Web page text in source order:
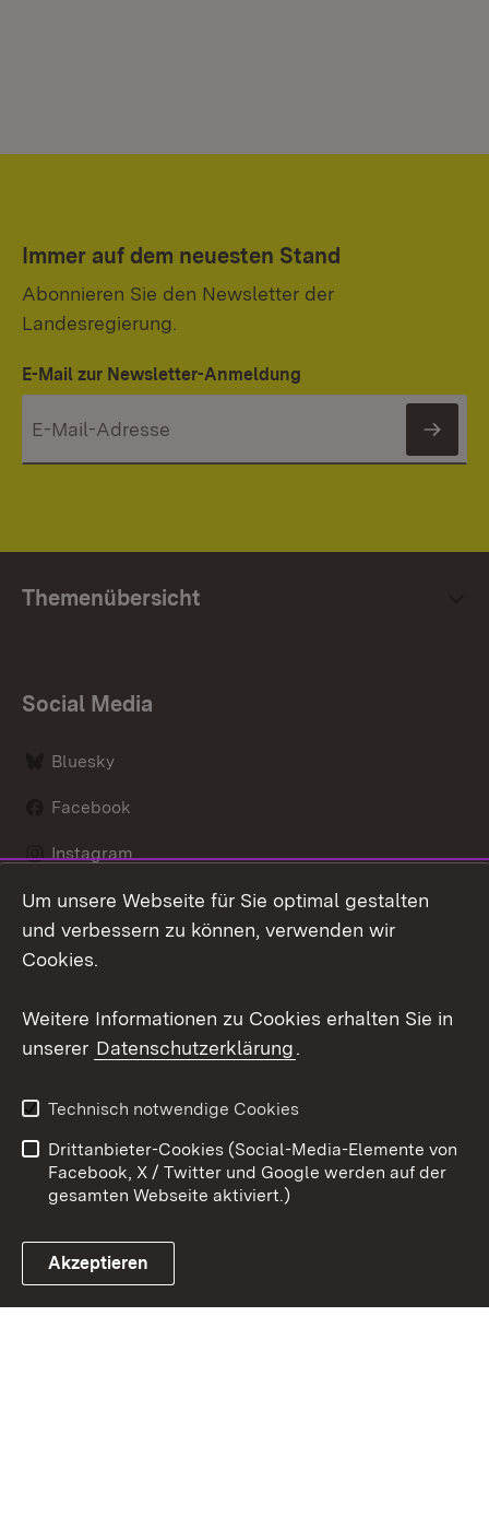
Immer auf dem neuesten Stand
Abonnieren Sie den Newsletter der
Landesregierung.
E-Mail zur Newsletter-Anmeldung
Themenübersicht
Social Media
Bluesky
Facebook
Instagram
LinkedIn
Link zum Landesportal
Datenschutz
Barrierefreiheit
Impressum
Cookies
Um unsere Webseite für Sie optimal gestalten
und verbessern zu können, verwenden wir
Cookies.
Weitere Informationen zu Cookies erhalten Sie in
unserer Datenschutzerklärung.
Technisch notwendige Cookies
Drittanbieter-Cookies (Social-Media-Elemente von
Facebook, X / Twitter und Google werden auf der
gesamten Webseite aktiviert.)
Akzeptieren